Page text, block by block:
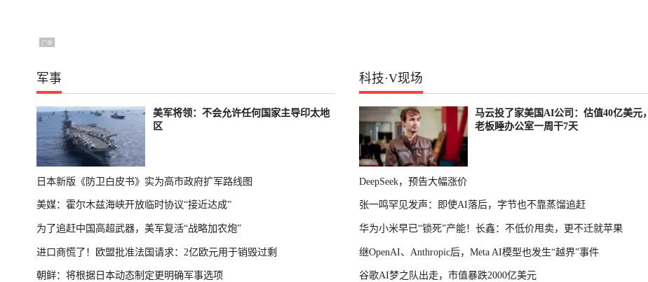
军事
美军将领：不会允许任何国家主导印太地
区
日本新版《防卫白皮书》实为高市政府扩军路线图
美媒：霍尔木兹海峡开放临时协议“接近达成”
为了追赶中国高超武器，美军复活“战略加农炮”
进口商慌了！欧盟批准法国请求：2亿欧元用于销毁过剩
朝鲜：将根据日本动态制定更明确军事选项
科技·V现场
马云投了家美国AI公司：估值40亿美元，
老板睡办公室一周干7天
DeepSeek，预告大幅涨价
张一鸣罕见发声：即使AI落后，字节也不靠蒸馏追赶
华为小米早已“锁死”产能！长鑫：不低价甩卖，更不迁就苹果
继OpenAI、Anthropic后，Meta AI模型也发生“越界”事件
谷歌AI梦之队出走，市值暴跌2000亿美元